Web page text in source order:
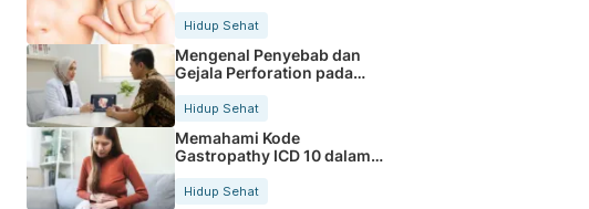
Hidup Sehat
Mengenal Penyebab dan
Gejala Perforation pada
Tubuh
Hidup Sehat
Memahami Kode
Gastropathy ICD 10 dalam
Rekam Medis Pasien
Hidup Sehat